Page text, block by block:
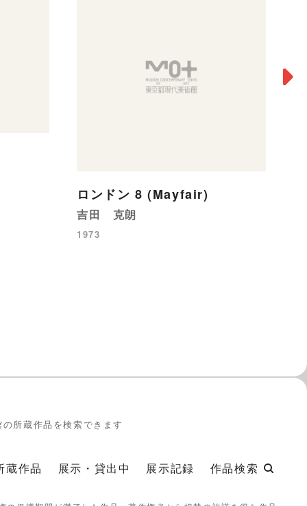
ロンドン 8 (Mayfair)
吉田 克朗
1973
所蔵作品を検索できます
蔵作品 展示・貸出中 展示記録 作品検索